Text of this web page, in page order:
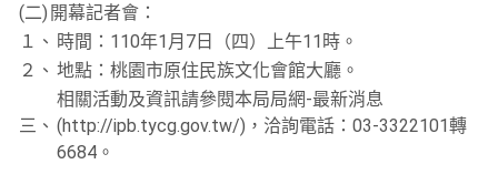
(二) 開幕記者會：
１、 時間：110年1月7日（四）上午11時。
２、 地點：桃園市原住民族文化會館大廳。
三、
相關活動及資訊請參閱本局局網-最新消息
(http://ipb.tycg.gov.tw/)，洽詢電話：03-3322101轉
6684。